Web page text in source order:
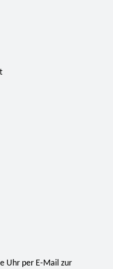
Uhr per E-Mail zur